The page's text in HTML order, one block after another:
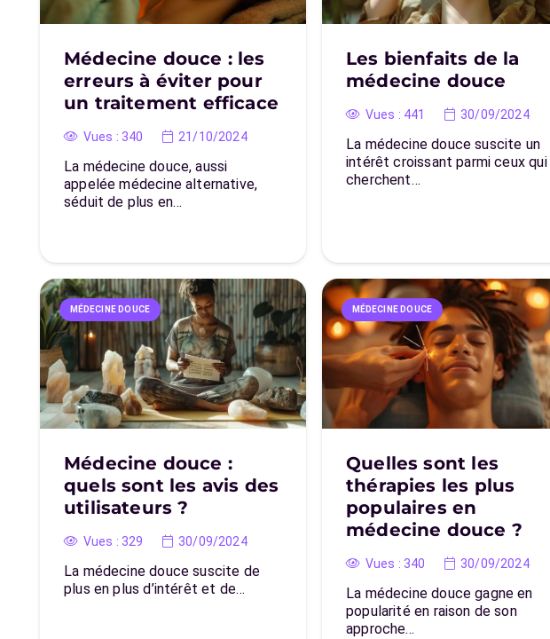
Médecine douce : les
erreurs à éviter pour
un traitement efficace
Vues : 340 21/10/2024
La médecine douce, aussi
appelée médecine alternative,
séduit de plus en…
Les bienfaits de la
médecine douce
Vues : 441 30/09/2024
La médecine douce suscite un
intérêt croissant parmi ceux qui
cherchent…
MÉDECINE DOUCE
Médecine douce :
quels sont les avis des
utilisateurs ?
Vues : 329 30/09/2024
La médecine douce suscite de
plus en plus d’intérêt et de…
MÉDECINE DOUCE
Quelles sont les
thérapies les plus
populaires en
médecine douce ?
Vues : 340 30/09/2024
La médecine douce gagne en
popularité en raison de son
approche…